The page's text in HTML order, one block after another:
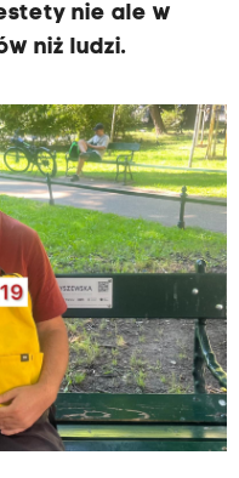
nie ale w
niż ludzi.